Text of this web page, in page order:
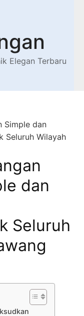
Elegan Terbaru
Simple dan
Seluruh Wilayah
dan
Seluruh